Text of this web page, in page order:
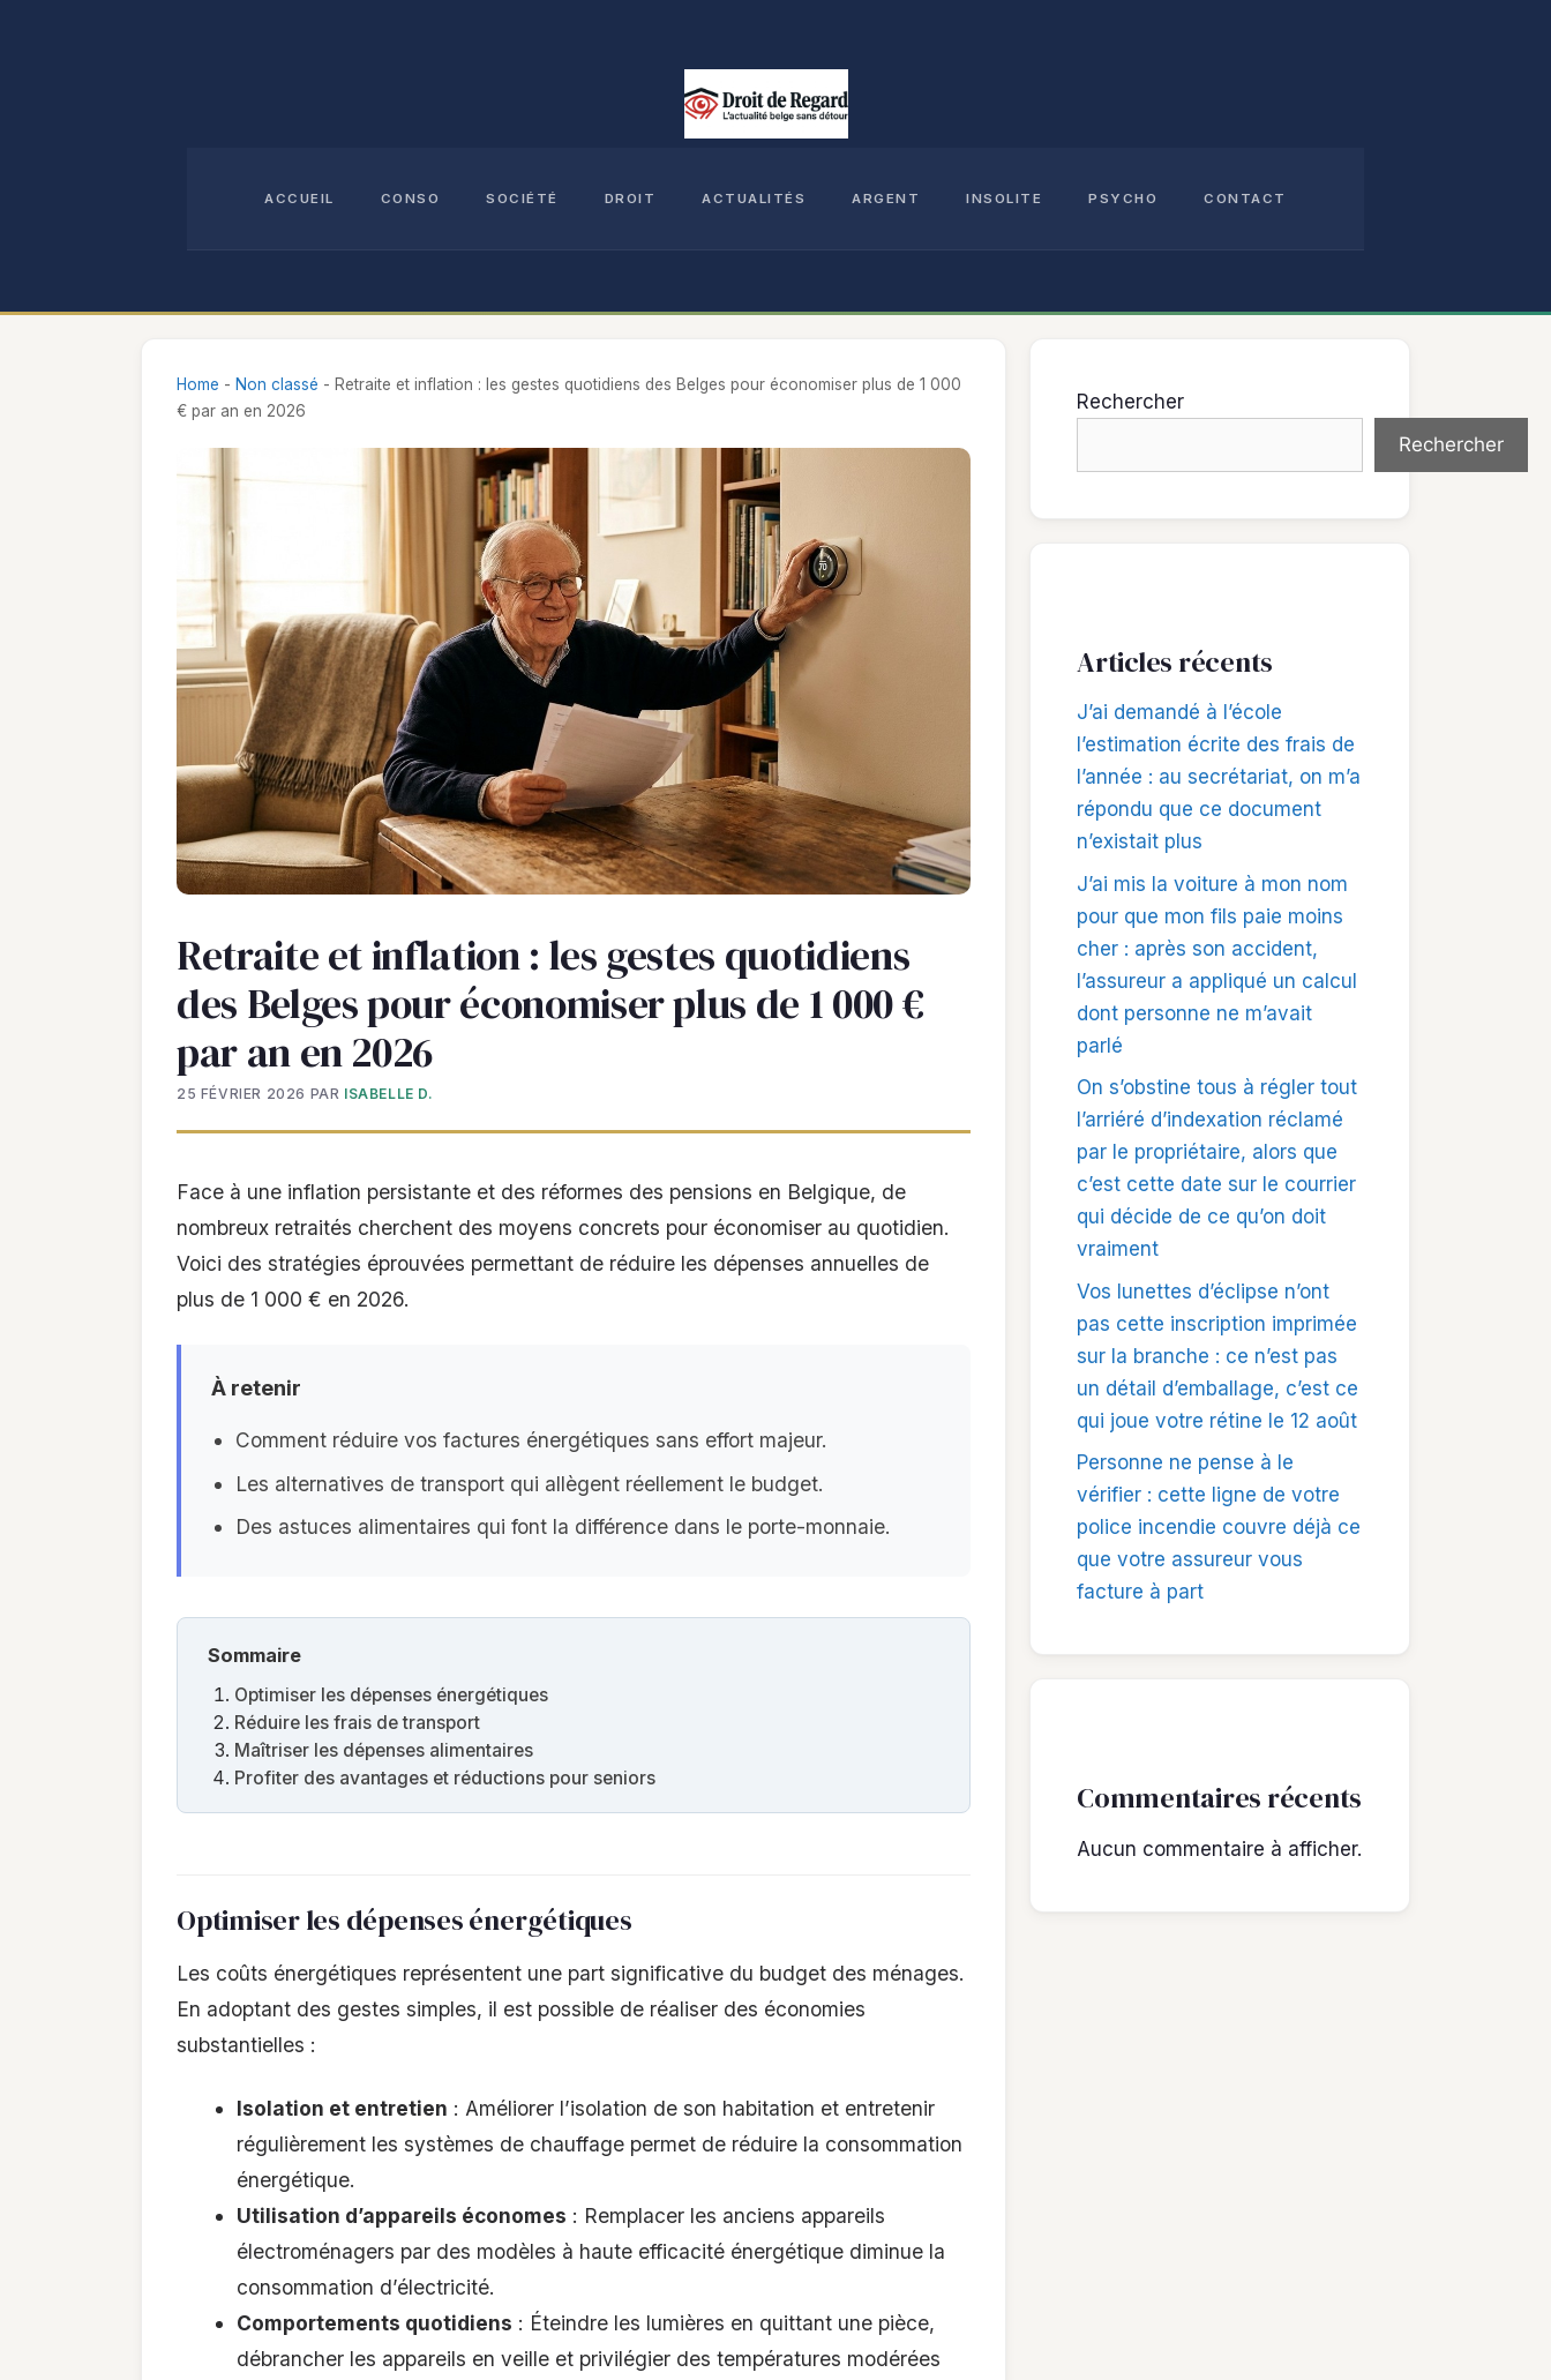
ACCUEIL CONSO SOCIÉTÉ DROIT ACTUALITÉS ARGENT INSOLITE PSYCHO CONTACT
Home - Non classé - Retraite et inflation : les gestes quotidiens des Belges pour économiser plus de 1 000
€ par an en 2026
Retraite et inflation : les gestes quotidiens
des Belges pour économiser plus de 1 000 €
par an en 2026
25 FÉVRIER 2026 PAR ISABELLE D.
Face à une inflation persistante et des réformes des pensions en Belgique, de
nombreux retraités cherchent des moyens concrets pour économiser au quotidien.
Voici des stratégies éprouvées permettant de réduire les dépenses annuelles de
plus de 1 000 € en 2026.
À retenir
Comment réduire vos factures énergétiques sans effort majeur.
Les alternatives de transport qui allègent réellement le budget.
Des astuces alimentaires qui font la différence dans le porte-monnaie.
Sommaire
Optimiser les dépenses énergétiques
Réduire les frais de transport
Maîtriser les dépenses alimentaires
Profiter des avantages et réductions pour seniors
Optimiser les dépenses énergétiques
Les coûts énergétiques représentent une part significative du budget des ménages.
En adoptant des gestes simples, il est possible de réaliser des économies
substantielles :
Isolation et entretien : Améliorer l’isolation de son habitation et entretenir
régulièrement les systèmes de chauffage permet de réduire la consommation
énergétique.
Utilisation d’appareils économes : Remplacer les anciens appareils
électroménagers par des modèles à haute efficacité énergétique diminue la
consommation d’électricité.
Comportements quotidiens : Éteindre les lumières en quittant une pièce,
débrancher les appareils en veille et privilégier des températures modérées
Rechercher
Rechercher
Articles récents
J’ai demandé à l’école
l’estimation écrite des frais de
l’année : au secrétariat, on m’a
répondu que ce document
n’existait plus
J’ai mis la voiture à mon nom
pour que mon fils paie moins
cher : après son accident,
l’assureur a appliqué un calcul
dont personne ne m’avait
parlé
On s’obstine tous à régler tout
l’arriéré d’indexation réclamé
par le propriétaire, alors que
c’est cette date sur le courrier
qui décide de ce qu’on doit
vraiment
Vos lunettes d’éclipse n’ont
pas cette inscription imprimée
sur la branche : ce n’est pas
un détail d’emballage, c’est ce
qui joue votre rétine le 12 août
Personne ne pense à le
vérifier : cette ligne de votre
police incendie couvre déjà ce
que votre assureur vous
facture à part
Commentaires récents
Aucun commentaire à afficher.